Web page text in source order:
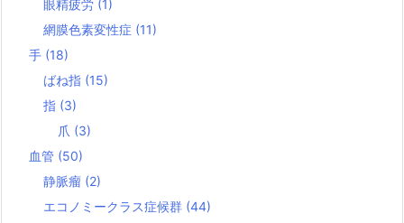
眼精疲労 (1)
網膜色素変性症 (11)
手 (18)
ばね指 (15)
指 (3)
爪 (3)
血管 (50)
静脈瘤 (2)
エコノミークラス症候群 (44)